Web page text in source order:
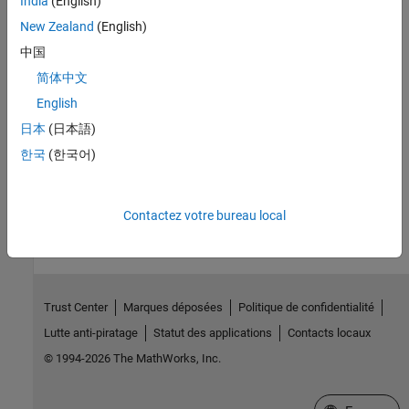
d’apprentissage (LMS) avec LTI
Utiliser du contenu dans une formation LMS
Ajouter des éléments d’évaluation et surveiller la progression des
étudiants dans une formation LMS
Informations connexes
Créer des formations et des éléments d’évaluation
New Zealand (English)
中国
简体中文
English
日本 (日本語)
한국 (한국어)
Contactez votre bureau local
Trust Center Marques déposées
Politique de confidentialité
Lutte anti-piratage
Statut des applications
Contacts locaux
© 1994-2026 The MathWorks, Inc.